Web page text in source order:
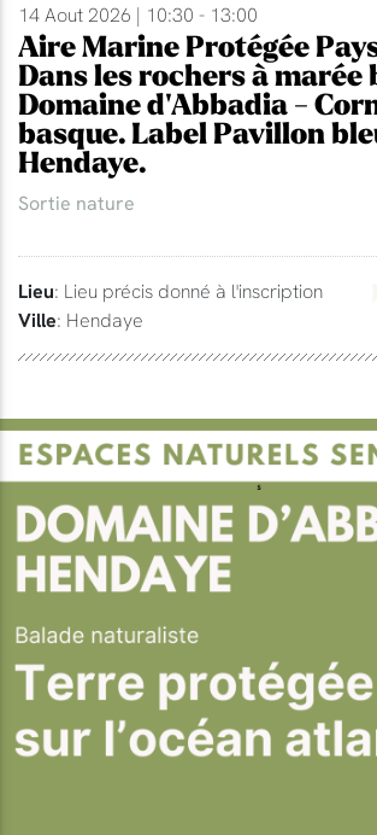
14 Aout 2026 | 10:30 - 13:00
Aire Marine Protégée
Dans les rochers à marée
Domaine d'Abbadia -
basque. Label Pavillon
Hendaye.
Sortie nature
Lieu: Lieu précis donné à l'inscription
Ville: Hendaye